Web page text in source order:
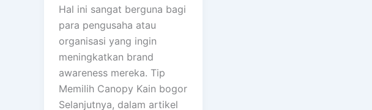
Hal ini sangat berguna bagi
para pengusaha atau
organisasi yang ingin
meningkatkan brand
awareness mereka. Tip
Memilih Canopy Kain bogor
Selanjutnya, dalam artikel